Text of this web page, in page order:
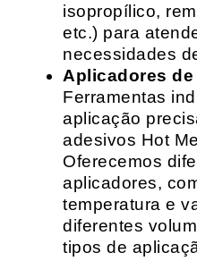
isopropílico,
etc.) para
necessidades
Aplicadores de
Ferramentas
aplicação
adesivos Hot
Oferecemos
aplicadores,
temperatura e
diferentes
tipos de